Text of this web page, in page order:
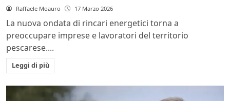
Raffaele Moauro 17 Marzo 2026
La nuova ondata di rincari energetici torna a
preoccupare imprese e lavoratori del territorio
pescarese....
Leggi di più